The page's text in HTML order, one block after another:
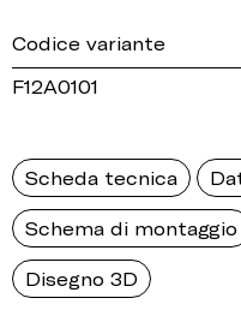
Codice variante
F12A0101
Scheda tecnica
Schema di montaggio
Disegno 3D